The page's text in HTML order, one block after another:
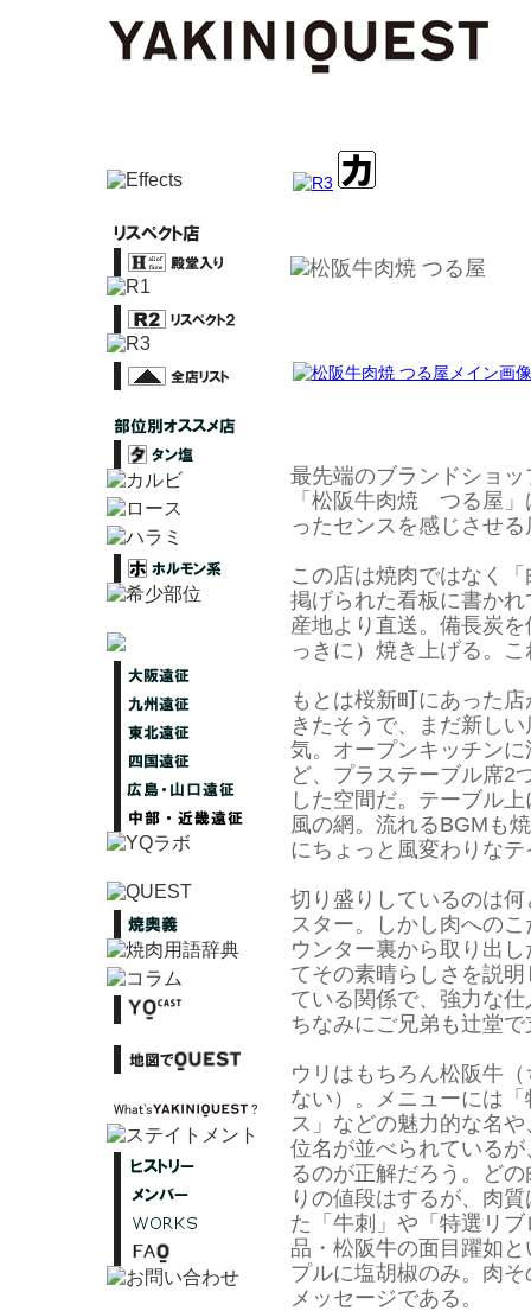
最先端のブランドショ
「松阪牛肉焼 つる屋
ったセンスを感じさせる
この店は焼肉ではなく
掲げられた看板に書か
産地より直送。備長炭
っきに）焼き上げる。
もとは桜新町にあった
きたそうで、まだ新し
気。オープンキッチン
ど、プラステーブル席2
した空間だ。テーブル
風の網。流れるBGMも
にちょっと風変わりな
切り盛りしているのは
スター。しかし肉への
ウンター裏から取り出
てその素晴らしさを説
ている関係で、強力な
ちなみにご兄弟も辻堂
ウリはもちろん松阪牛
ない）。メニューには
ス」などの魅力的な名
位名が並べられている
るのが正解だろう。ど
りの値段はするが、肉
た「牛刺」や「特選リ
品・松阪牛の面目躍如
プルに塩胡椒のみ。肉
メッセージである。